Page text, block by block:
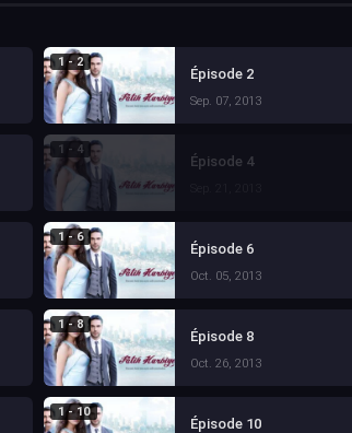
1 - 2
Épisode 2
Sep. 07, 2013
1 - 4
Épisode 4
1 - 6
Épisode 6
Oct. 05, 2013
1 - 8
Épisode 8
Oct. 26, 2013
1 - 10
Épisode 10